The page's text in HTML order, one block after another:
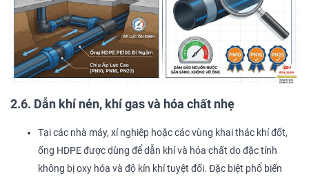
2.6. Dẫn khí nén, khí gas và hóa chất nhẹ
Tại các nhà máy, xí nghiệp hoặc các vùng khai thác khí đốt,
ống HDPE được dùng để dẫn khí và hóa chất do đặc tính
không bị oxy hóa và độ kín khí tuyệt đối. Đặc biệt phổ biến